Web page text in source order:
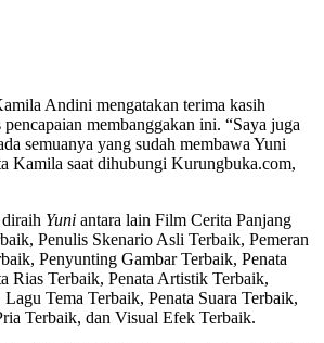
Andini mengatakan terima kasih
pencapaian membanggakan ini. “Saya juga
semuanya yang sudah membawa Yuni
Kamila saat dihubungi Kurungbuka.com,
Yuni antara lain Film Cerita Panjang
Penulis Skenario Asli Terbaik, Pemeran
Penyunting Gambar Terbaik, Penata
Rias Terbaik, Penata Artistik Terbaik,
Tema Terbaik, Penata Suara Terbaik,
Terbaik, dan Visual Efek Terbaik.